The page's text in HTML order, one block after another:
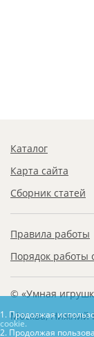
Каталог
Карта сайта
Сборник статей
Правила работы
Порядок
© «Умная
Москва, Нижний
1. Продолжая
cookie.
2. Продолжая